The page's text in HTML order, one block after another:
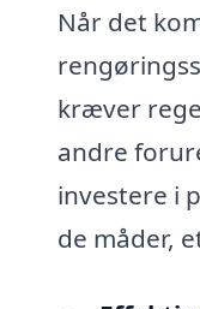
Når det
kræver
andre
investere i
de måder,